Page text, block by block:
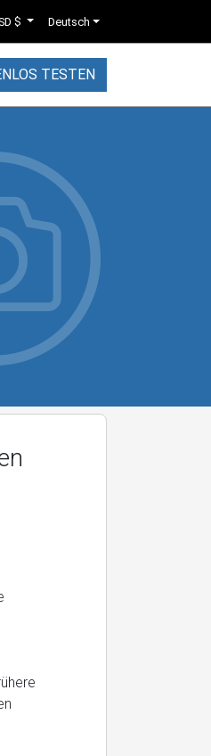
$ Deutsch
TESTEN